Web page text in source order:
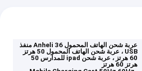
عربة شحن الهاتف المحمول Anheli 36 منفذ
USB ، عربة شحن الهاتف المحمول 50 هرتز
60 هرتز ، عربة شحن ipad للمدارس 50
هرتز 60 هرتز